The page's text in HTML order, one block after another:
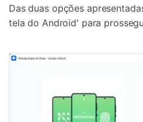
Das duas opções
tela do Android' para